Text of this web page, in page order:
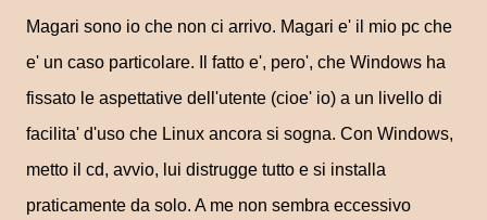
Magari sono io che non ci arrivo. Magari e' il mio pc che
e' un caso particolare. Il fatto e', pero', che Windows ha
fissato le aspettative dell'utente (cioe' io) a un livello di
facilita' d'uso che Linux ancora si sogna. Con Windows,
metto il cd, avvio, lui distrugge tutto e si installa
praticamente da solo. A me non sembra eccessivo